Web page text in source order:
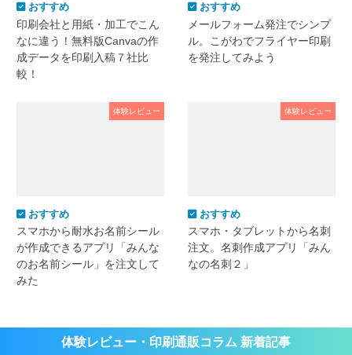
おすすめ
印刷会社と用紙・加工でこん
なに違う！無料版Canvaの作
成データを印刷入稿７社比
較！
おすすめ
メールフォーム発注でシンプ
ル。こがわでフライヤー印刷
を発注してみよう
体験レビュー
おすすめ
スマホから耐水お名前シール
が作成できるアプリ「みんな
のお名前シール」を注文して
みた
体験レビュー
おすすめ
スマホ・タブレットから名刺
注文。名刺作成アプリ「みん
なの名刺２」
体験レビュー・印刷通販コラム 新着記事